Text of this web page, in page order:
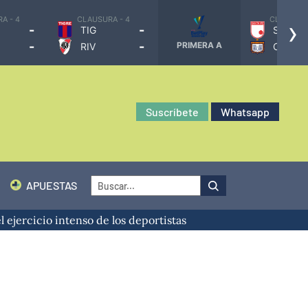
- 4
-
-
CLAUSURA - 4
TIG -
RIV - PRIMERA A
SAN
CHI ›
Suscríbete Whatsapp
APUESTAS
ejercicio intenso de los deportistas